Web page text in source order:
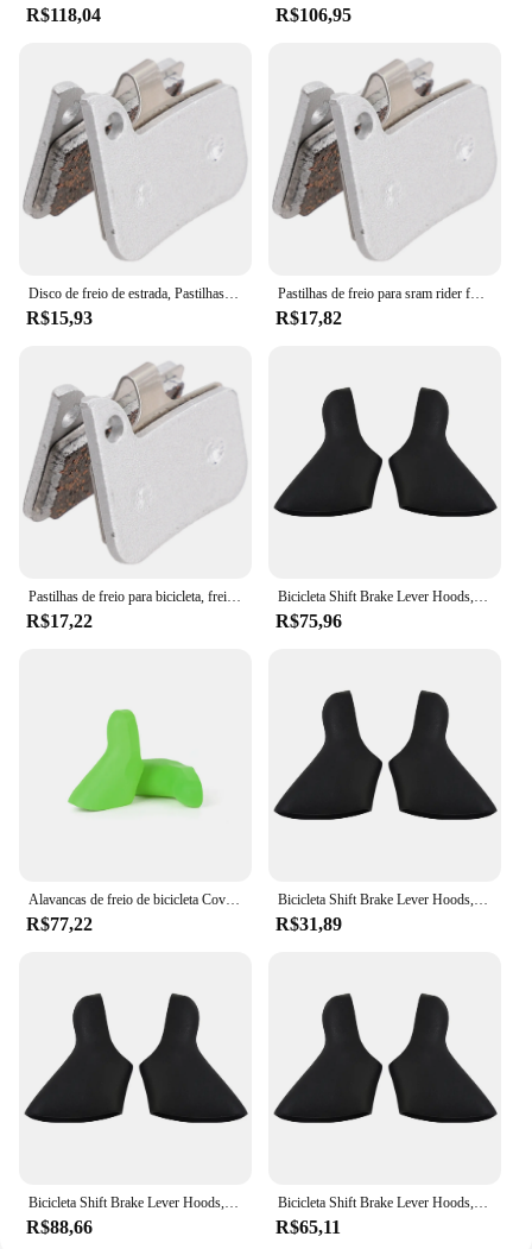
R$118,04 R$106,95
R$15,93
Pastilhas de freio para sram rider force red mtb, 1 par, peças de reposição, anti-ferrugem, cerâmica, baixo ruído, para mountain bike
R$17,82
R$17,22 R$75,96
R$77,22 R$31,89
R$88,66 R$65,11